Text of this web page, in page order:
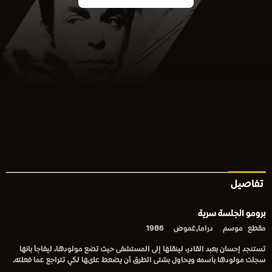
تفاصيل
برومو الجلسة سرية
مقطع موسم دراما,غموض 1986
تستنجد إحسان بعبد القادر، لينقلها إلى المستشفى حيث تضع مولودها، ليفاجأ بانها
سجلت مولودها باسمه ويحاول بشتى الطرق أن يضعط علىها لكي تتراجع عما فعلته.